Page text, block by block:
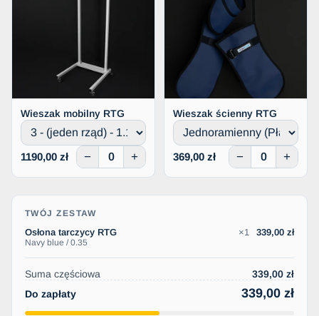
Wieszak mobilny RTG
1190,00 zł − +
Wieszak ścienny RTG
369,00 zł − +
TWÓJ ZESTAW
Osłona tarczycy RTG
Navy blue / 0.35
×1 339,00 zł
Suma częściowa
339,00 zł
Do zapłaty
339,00 zł